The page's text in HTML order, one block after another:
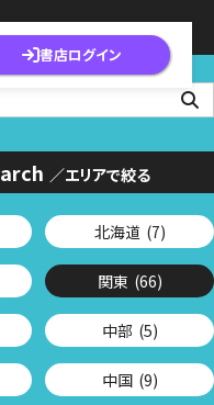
書店ログイン
／エリアで絞る
北海道 (7)
関東 (66)
中部 (5)
中国 (9)